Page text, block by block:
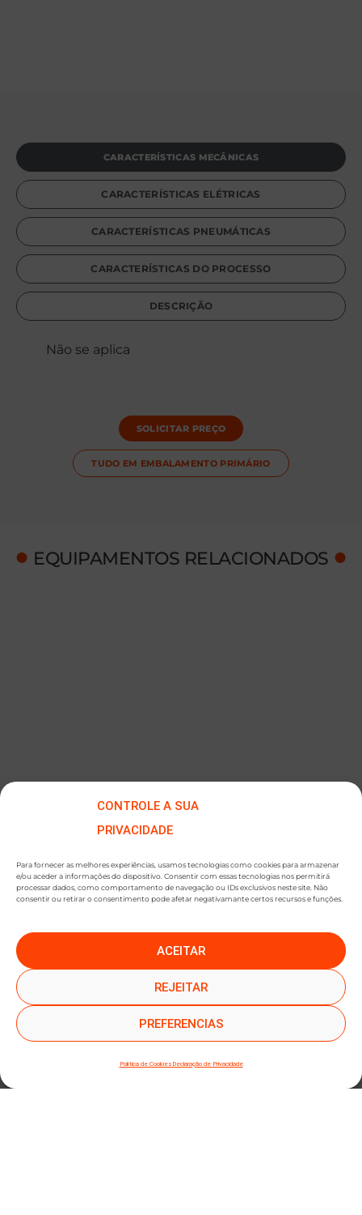
CONTROLE A SUA
PRIVACIDADE
Para fornecer as melhores experiências, usamos tecnologias como cookies para armazenar
e/ou aceder a informações do dispositivo. Consentir com essas tecnologias nos permitirá
processar dados, como comportamento de navegação ou IDs exclusivos neste site. Não
consentir ou retirar o consentimento pode afetar negativamante certos recursos e funções.
ACEITAR
REJEITAR
PREFERENCIAS
Política de Cookies Declaração de Privacidade
CARACTERÍSTICAS MECÂNICAS
CARACTERÍSTICAS ELÉTRICAS
CARACTERÍSTICAS PNEUMÁTICAS
CARACTERÍSTICAS DO PROCESSO
DESCRIÇÃO
Não se aplica
SOLICITAR PREÇO
TUDO EM EMBALAMENTO PRIMÁRIO
● EQUIPAMENTOS RELACIONADOS ●
●SUBSCREVER NEWSLETTER●